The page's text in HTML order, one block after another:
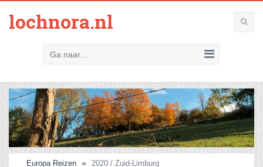
lochnora.nl
Ga naar...
Europa Reizen 2020 / Zuid-Limburg